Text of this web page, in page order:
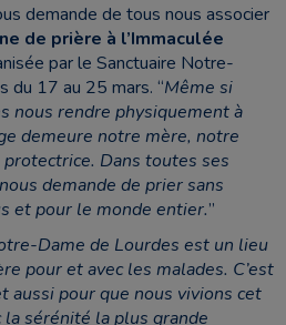
demande de tous nous associer
de prière à l’Immaculée
par le Sanctuaire Notre-
du 17 au 25 mars. “Même si
nous rendre physiquement à
demeure notre mère, notre
Dans toutes ses
demande de prier sans
et pour le monde entier.”
Dame de Lourdes est un lieu
pour et avec les malades. C’est
aussi pour que nous vivions cet
sérénité la plus grande